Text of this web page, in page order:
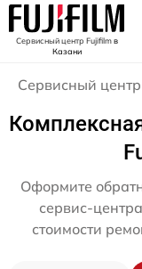
Сервисный центр Fujifilmв
Казани
Сервисный
Оформите
сервис-
стоимости